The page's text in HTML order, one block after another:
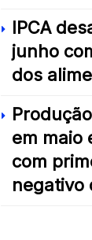
IPCA
junho
dos
em maio
com
negativo